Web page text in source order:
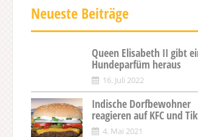
Neueste Beiträge
Queen Elisabeth II gibt
Hundeparfüm heraus
16. Juli 2022
Indische Dorfbewohner
reagieren auf KFC und
4. Mai 2021